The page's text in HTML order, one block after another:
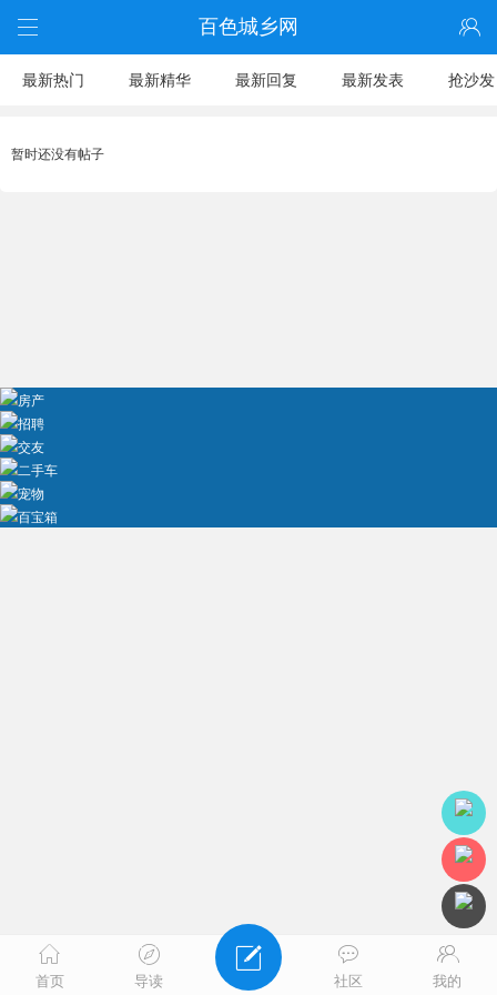
百色城乡网
最新热门 最新精华 最新回复 最新发表 抢沙发
暂时还没有帖子
房产
招聘
交友
二手车
宠物
百宝箱
首页 导读 社区 我的